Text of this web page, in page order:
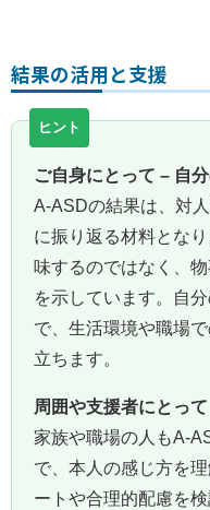
結果の活用と支援
ご自身にとって – 自
A‑ASDの結果は、対
に振り返る材料とな
味するのではなく、
を示しています。自
で、生活環境や職場
立ちます。
周囲や支援者にとって
家族や職場の人も
で、本人の感じ方を
ートや合理的配慮を